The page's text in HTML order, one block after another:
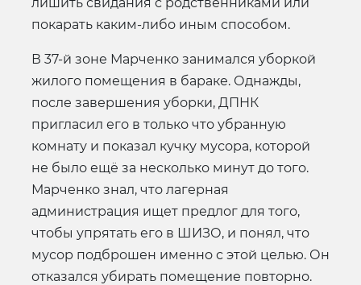
покарать каким-либо иным способом.
В 37-й зоне Марченко занимался уборкой
жилого помещения в бараке. Однажды,
после завершения уборки, ДПНК
пригласил его в только что убранную
комнату и показал кучку мусора, которой
не было ещё за несколько минут до того.
Марченко знал, что лагерная
администрация ищет предлог для того,
чтобы упрятать его в ШИЗО, и понял, что
мусор подброшен именно с этой целью. Он
отказался убирать помещение повторно.